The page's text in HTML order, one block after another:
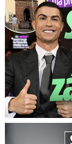
Smrt Milana